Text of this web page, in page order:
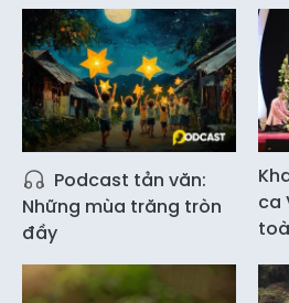
Podcast tản văn:
Những mùa trăng tròn
đầy
ca